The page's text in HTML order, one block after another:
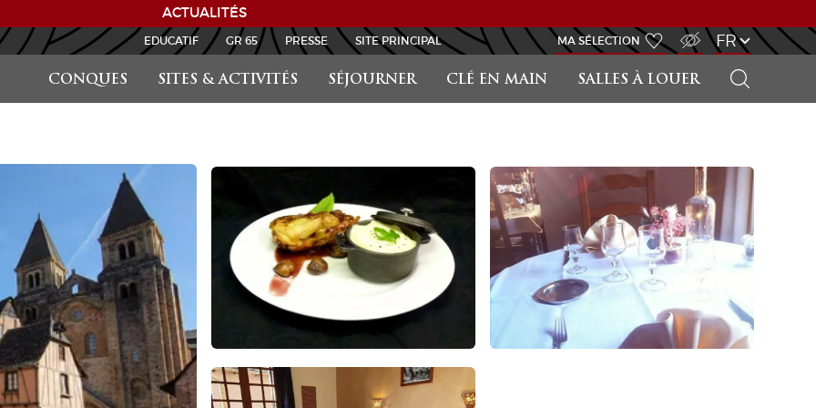
ACTUALITÉS
CONQUES SITES & ACTIVITÉS SÉJOURNER CLÉ EN MAIN SALLES À LOUER
EDUCATIF GR 65 PRESSE SITE PRINCIPAL MA SÉLECTION FR